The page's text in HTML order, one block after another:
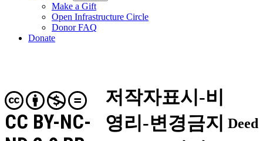
Make a Gift
Open Infrastructure Circle
Donor FAQ
Donate
저작자표시-비
영리-변경금지
CC BY-NC-
Deed